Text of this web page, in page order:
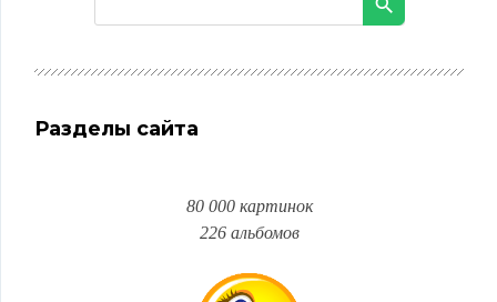
Разделы сайта
80 000 картинок
226 альбомов